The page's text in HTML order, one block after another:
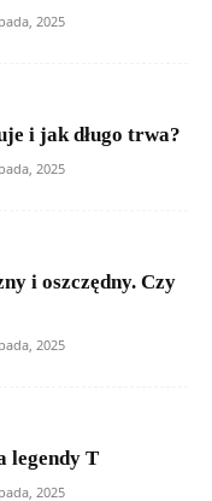
2025
i jak długo trwa?
2025
i oszczędny. Czy
2025
legendy T
2025